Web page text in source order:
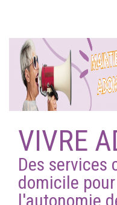
contenu
principal
VIVRE
Des services
domicile
l'autonomie